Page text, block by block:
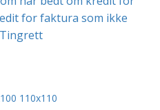
for faktura som ikke